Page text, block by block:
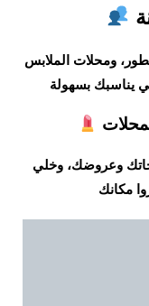
ومحلات الملابس
يناسبك بسهولة
وعروضك، وخلي